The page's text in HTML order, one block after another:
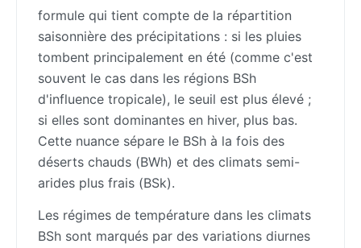
formule qui tient compte de la répartition
saisonnière des précipitations : si les pluies
tombent principalement en été (comme c'est
souvent le cas dans les régions BSh
d'influence tropicale), le seuil est plus élevé ;
si elles sont dominantes en hiver, plus bas.
Cette nuance sépare le BSh à la fois des
déserts chauds (BWh) et des climats semi-
arides plus frais (BSk).
Les régimes de température dans les climats
BSh sont marqués par des variations diurnes